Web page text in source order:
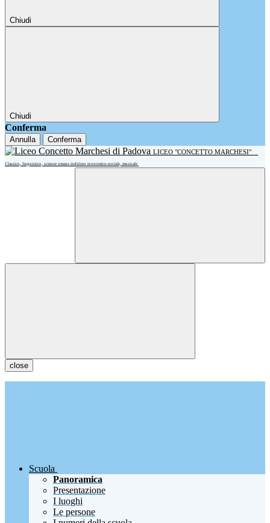
Chiudi
Chiudi
Conferma
Annulla Conferma
LICEO "CONCETTO MARCHESI"
Classico, linguistico, scienze umane indirizzo economico-sociale, musicale
close
Scuola
Panoramica
Presentazione
I luoghi
Le persone